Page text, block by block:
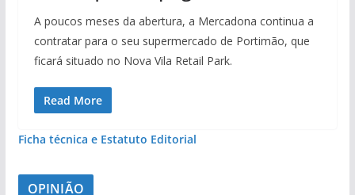
A poucos meses da abertura, a Mercadona continua a
contratar para o seu supermercado de Portimão, que
ficará situado no Nova Vila Retail Park.
Read More
Ficha técnica e Estatuto Editorial
OPINIÃO